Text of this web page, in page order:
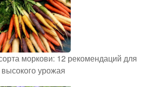
моркови: 12 рекомендаций для
высокого урожая